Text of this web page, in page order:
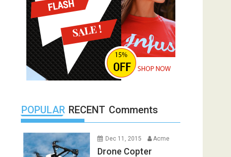
POPULAR RECENT Comments
Dec 11, 2015 Acme
Drone Copter